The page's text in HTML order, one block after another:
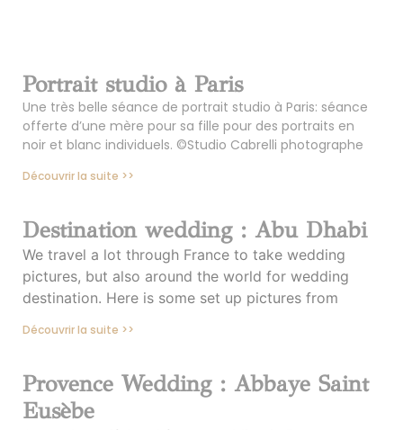
Portrait studio à Paris
Une très belle séance de portrait studio à Paris: séance
offerte d’une mère pour sa fille pour des portraits en
noir et blanc individuels. ©Studio Cabrelli photographe
Découvrir la suite >>
Destination wedding : Abu Dhabi
We travel a lot through France to take wedding
pictures, but also around the world for wedding
destination. Here is some set up pictures from
Découvrir la suite >>
Provence Wedding : Abbaye Saint
Eusèbe